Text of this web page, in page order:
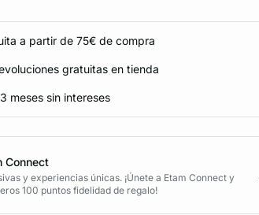
a partir de 75€ de compra
gratuitas en tienda
meses sin intereses
Connect
y experiencias únicas. ¡Únete a Etam Connect y
100 puntos fidelidad de regalo!